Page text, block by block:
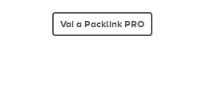
Vai a Packlink PRO